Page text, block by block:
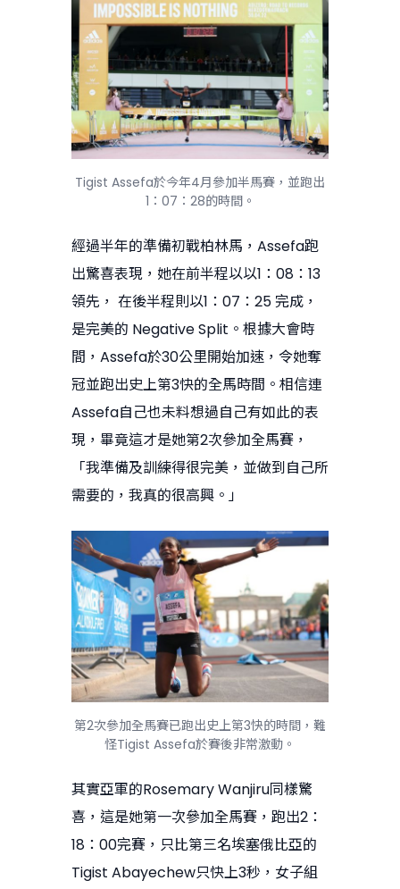
Tigist Assefa於今年4月參加半馬賽，並跑出
1：07：28的時間。
經過半年的準備初戰柏林馬，Assefa跑
出驚喜表現，她在前半程以以1：08：13
領先， 在後半程則以1：07：25 完成，
是完美的 Negative Split。根據大會時
間，Assefa於30公里開始加速，令她奪
冠並跑出史上第3快的全馬時間。相信連
Assefa自己也未料想過自己有如此的表
現，畢竟這才是她第2次參加全馬賽，
「我準備及訓練得很完美，並做到自己所
需要的，我真的很高興。」
第2次參加全馬賽已跑出史上第3快的時間，難
怪Tigist Assefa於賽後非常激動。
其實亞軍的Rosemary Wanjiru同樣驚
喜，這是她第一次參加全馬賽，跑出2：
18：00完賽，只比第三名埃塞俄比亞的
Tigist Abayechew只快上3秒，女子組